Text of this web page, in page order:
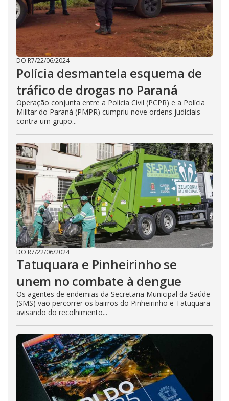
DO R7/22/06/2024
Polícia desmantela esquema de
tráfico de drogas no Paraná
Operação conjunta entre a Polícia Civil (PCPR) e a Polícia
Militar do Paraná (PMPR) cumpriu nove ordens judiciais
contra um grupo...
DO R7/22/06/2024
Tatuquara e Pinheirinho se
unem no combate à dengue
Os agentes de endemias da Secretaria Municipal da Saúde
(SMS) vão percorrer os bairros do Pinheirinho e Tatuquara
avisando do recolhimento...